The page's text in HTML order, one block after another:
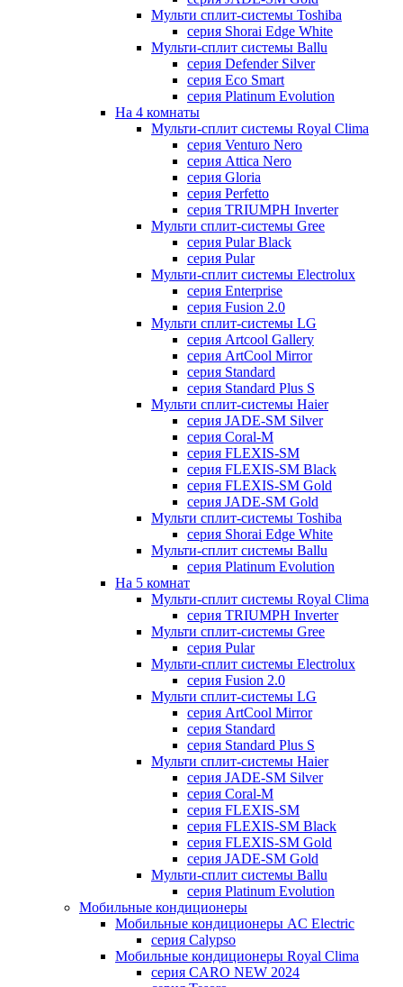
Мульти сплит-системы Toshiba
серия Shorai Edge White
Мульти-сплит системы Ballu
серия Defender Silver
серия Eco Smart
серия Platinum Evolution
На 4 комнаты
Мульти-сплит системы Royal Clima
серия Venturo Nero
серия Attica Nero
серия Gloria
серия Perfetto
серия TRIUMPH Inverter
Мульти сплит-системы Gree
серия Pular Black
серия Pular
Мульти-сплит системы Electrolux
серия Enterprise
серия Fusion 2.0
Мульти сплит-системы LG
серия Artcool Gallery
серия ArtCool Mirror
серия Standard
серия Standard Plus S
Мульти сплит-системы Haier
серия JADE-SM Silver
серия Coral-M
серия FLEXIS-SM
серия FLEXIS-SM Black
серия FLEXIS-SM Gold
серия JADE-SM Gold
Мульти сплит-системы Toshiba
серия Shorai Edge White
Мульти-сплит системы Ballu
серия Platinum Evolution
На 5 комнат
Мульти-сплит системы Royal Clima
серия TRIUMPH Inverter
Мульти сплит-системы Gree
серия Pular
Мульти-сплит системы Electrolux
серия Fusion 2.0
Мульти сплит-системы LG
серия ArtCool Mirror
серия Standard
серия Standard Plus S
Мульти сплит-системы Haier
серия JADE-SM Silver
серия Coral-M
серия FLEXIS-SM
серия FLEXIS-SM Black
серия FLEXIS-SM Gold
серия JADE-SM Gold
Мульти-сплит системы Ballu
серия Platinum Evolution
Мобильные кондиционеры
Мобильные кондиционеры AC Electric
серия Calypso
Мобильные кондиционеры Royal Clima
серия CARO NEW 2024